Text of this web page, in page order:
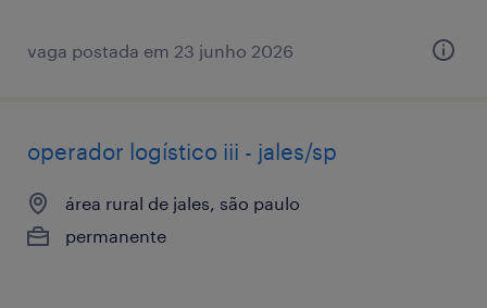
vaga postada em 23 junho 2026
operador logístico iii - jales/sp
área rural de jales, são paulo
permanente